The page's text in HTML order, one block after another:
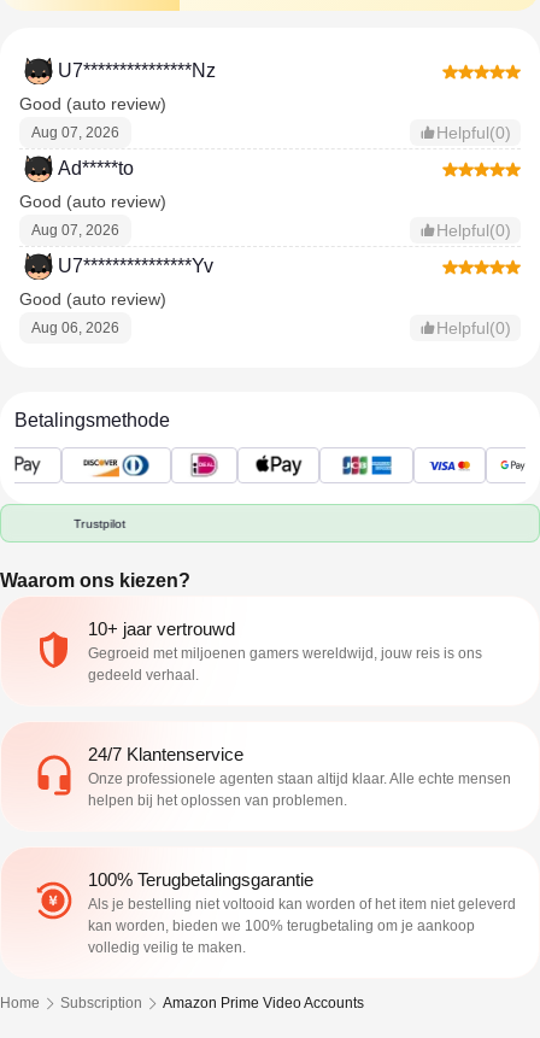
U7***************Nz
Good (auto review)
Aug 07, 2026 Helpful(0)
Ad*****to
Good (auto review)
Aug 07, 2026 Helpful(0)
U7***************Yv
Good (auto review)
Aug 06, 2026 Helpful(0)
Betalingsmethode
Trustpilot
Waarom ons kiezen?
10+ jaar vertrouwd
Gegroeid met miljoenen gamers wereldwijd, jouw reis is ons
gedeeld verhaal.
24/7 Klantenservice
Onze professionele agenten staan altijd klaar. Alle echte mensen
helpen bij het oplossen van problemen.
100% Terugbetalingsgarantie
Als je bestelling niet voltooid kan worden of het item niet geleverd
kan worden, bieden we 100% terugbetaling om je aankoop
volledig veilig te maken.
Home Subscription Amazon Prime Video Accounts